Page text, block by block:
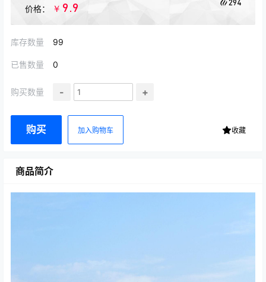
价格： ￥ 9.9 294
库存数量 99
已售数量 0
购买数量 - +
购买 加入购物车 收藏
商品简介